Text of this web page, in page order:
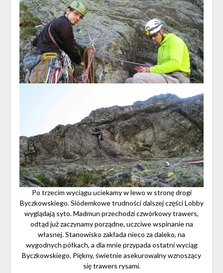
Po trzecim wyciągu uciekamy w lewo w stronę drogi
Byczkowskiego. Siódemkowe trudności dalszej części Lobby
wyglądają syto. Madmun przechodzi czwórkowy trawers,
odtąd już zaczynamy porządne, uczciwe wspinanie na
własnej. Stanowisko zakłada nieco za daleko, na
wygodnych półkach, a dla mnie przypada ostatni wyciąg
Byczkowskiego. Piękny, świetnie asekurowalny wznoszący
się trawers rysami.